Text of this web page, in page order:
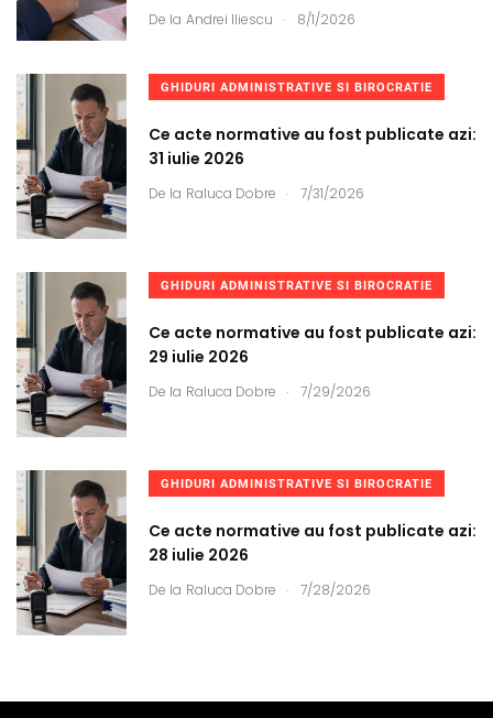
De la Andrei Iliescu . 8/1/2026
GHIDURI ADMINISTRATIVE SI BIROCRATIE
Ce acte normative au fost publicate azi:
31 iulie 2026
De la Raluca Dobre . 7/31/2026
GHIDURI ADMINISTRATIVE SI BIROCRATIE
Ce acte normative au fost publicate azi:
29 iulie 2026
De la Raluca Dobre . 7/29/2026
GHIDURI ADMINISTRATIVE SI BIROCRATIE
Ce acte normative au fost publicate azi:
28 iulie 2026
De la Raluca Dobre . 7/28/2026